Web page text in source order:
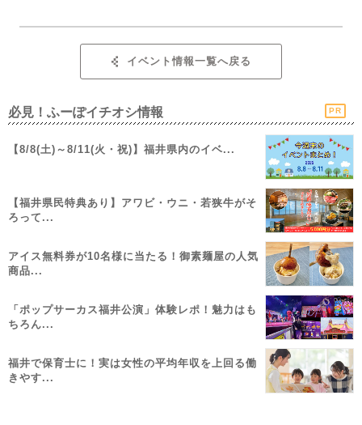
イベント情報一覧へ戻る
必見！ふーぽイチオシ情報 PR
【8/8(土)～8/11(火・祝)】福井県内のイベ...
【福井県民特典あり】アワビ・ウニ・若狭牛がそ
ろって...
アイス無料券が10名様に当たる！御素麺屋の人気
商品...
「ポップサーカス福井公演」体験レポ！魅力はも
ちろん...
福井で保育士に！実は女性の平均年収を上回る働
きやす...